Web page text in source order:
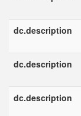
dc.description
dc.description
dc.description